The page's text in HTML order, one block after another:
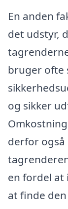
En anden
det udstyr,
bruger ofte
og sikker
derfor også
en fordel
at finde